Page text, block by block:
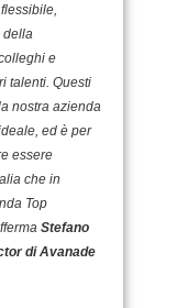
della
e
talenti. Questi
nostra azienda
ed è per
essere
che in
Top
Stefano
di Avanade